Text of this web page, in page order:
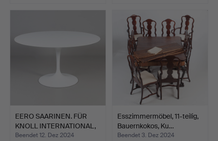
EERO SAARINEN. FÜR
KNOLL INTERNATIONAL,
ES…
Beendet 12. Dez 2024
Esszimmermöbel, 11-teilig,
Bauernkokos, Ku…
Beendet 3. Dez 2024